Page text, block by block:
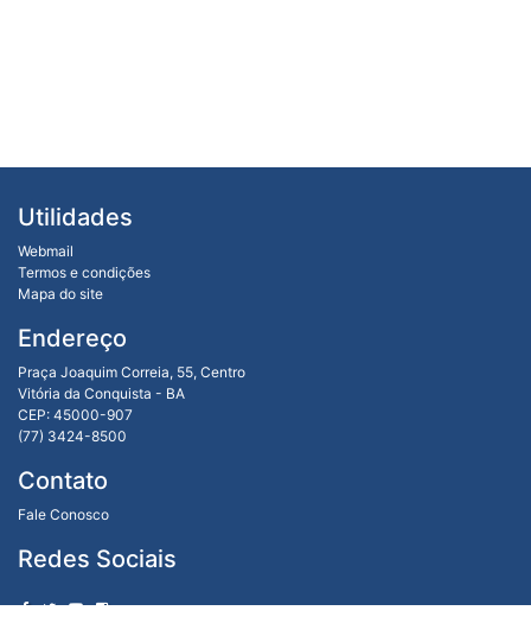
Utilidades
Webmail
Termos e condições
Mapa do site
Endereço
Praça Joaquim Correia, 55, Centro
Vitória da Conquista - BA
CEP: 45000-907
(77) 3424-8500
Contato
Fale Conosco
Redes Sociais